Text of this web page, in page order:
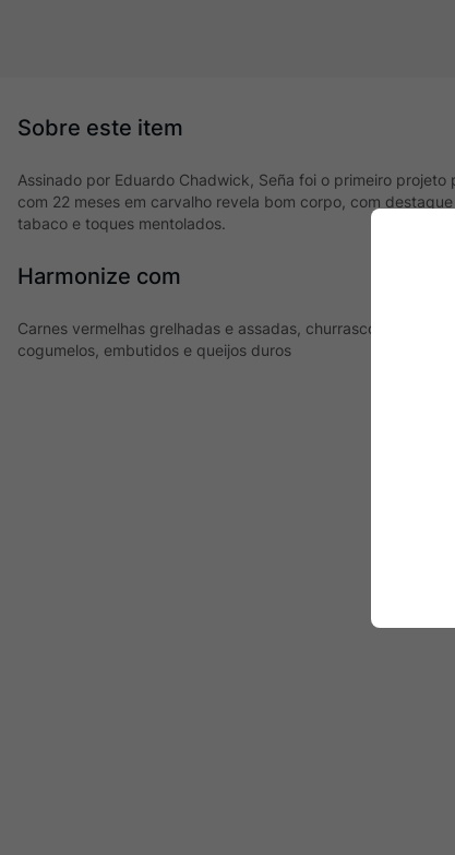
Assinado por Eduardo Chadwick, Seña foi o primeiro
com 22 meses em carvalho revela bom corpo, com
tabaco e toques mentolados.
Harmonize com
Carnes vermelhas grelhadas e assadas, churrasco, carnes
cogumelos, embutidos e queijos duros